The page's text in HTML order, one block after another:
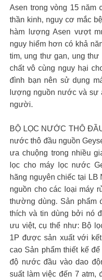
Asen trong vòng 15 năm
thần kinh, nguy cơ mắc
hàm lượng Asen vượt
nguy hiểm hơn có khả
tim, ung thư gan, ung thư
chất vô cùng nguy hại
đình bạn nên sử dụng
lượng nguồn nước và sự
người.
BỘ LỌC NƯỚC THÔ
nước thô đầu nguồn
ưa chuộng trong nhiều
lọc cho máy lọc nước
hãng nguyên chiếc tại
nguồn cho các loại máy
thường dùng. Sản phẩm
thích và tin dùng bởi nó
ưu việt, cụ thể như: Bộ
1P được sản xuất với
cao Sản phẩm thiết kế
độ nước đầu vào dao
suất làm việc đến 7 atm,